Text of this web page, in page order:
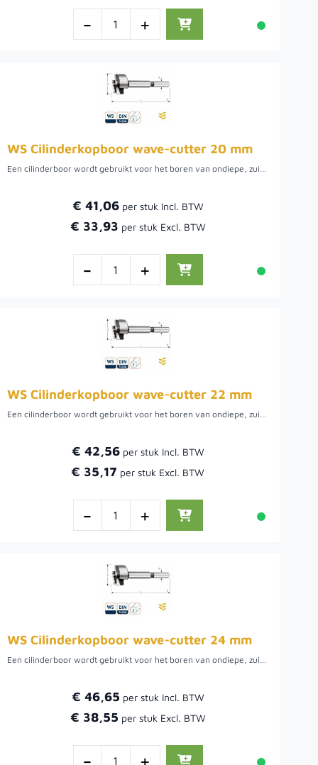
- +
WS Cilinderkopboor wave-cutter 20 mm
Een cilinderboor wordt gebruikt voor het boren van ondiepe, zuiver ronde gaten met een vlakke bodem, bijvoorbeeld om een keukenkastscharnier in een kastdeur te kunnen verzinken. Boor met hoge snelheid en veel druk. Verkrijgbaar in diverse diameters.
€ 41,06
€ 33,93
- +
WS Cilinderkopboor wave-cutter 22 mm
Een cilinderboor wordt gebruikt voor het boren van ondiepe, zuiver ronde gaten met een vlakke bodem, bijvoorbeeld om een keukenkastscharnier in een kastdeur te kunnen verzinken. Boor met hoge snelheid en veel druk. Verkrijgbaar in diverse diameters.
€ 42,56
€ 35,17
- +
WS Cilinderkopboor wave-cutter 24 mm
Een cilinderboor wordt gebruikt voor het boren van ondiepe, zuiver ronde gaten met een vlakke bodem, bijvoorbeeld om een keukenkastscharnier in een kastdeur te kunnen verzinken. Boor met hoge snelheid en veel druk. Verkrijgbaar in diverse diameters.
€ 46,65
€ 38,55